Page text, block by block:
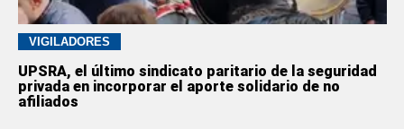
VIGILADORES
UPSRA, el último sindicato paritario de la seguridad
privada en incorporar el aporte solidario de no
afiliados